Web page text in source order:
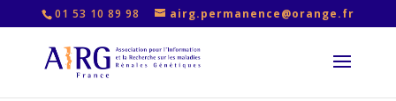
01 53 10 89 98 airg.permanence@orange.fr